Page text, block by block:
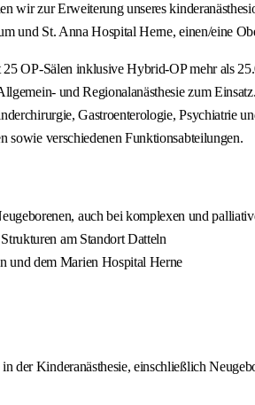
wir zur Erweiterung unseres
und St. Anna Hospital Herne, einen/eine
OP-Sälen inklusive Hybrid-OP mehr als
und Regionalanästhesie zum
Gastroenterologie, Psychiatrie
sowie verschiedenen Funktionsabteilungen.
auch bei komplexen und
am Standort Datteln
und dem Marien Hospital Herne
der Kinderanästhesie, einschließlich